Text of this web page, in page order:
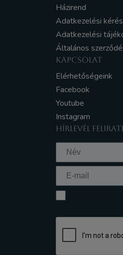
Házirend
Adatkezelési
Adatkezelési
Általános
KAPCSOLAT
Elérhetőségeink
Facebook
Youtube
Instagram
HÍRLEVÉL